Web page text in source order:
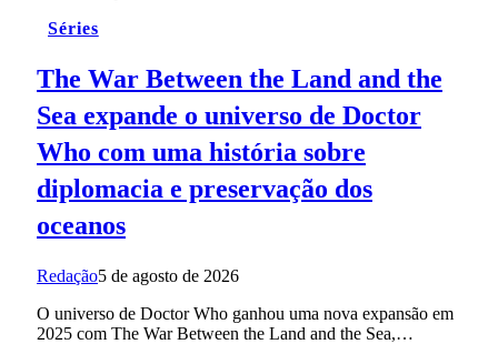
Séries
The War Between the Land and the
Sea expande o universo de Doctor
Who com uma história sobre
diplomacia e preservação dos
oceanos
Redação5 de agosto de 2026
O universo de Doctor Who ganhou uma nova expansão em
2025 com The War Between the Land and the Sea,…